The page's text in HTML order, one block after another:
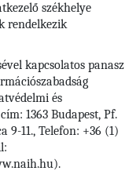
székhelye
rendelkezik
kapcsolatos panasz
és
1363 Budapest, Pf.
9-11., Telefon: +36 (1)